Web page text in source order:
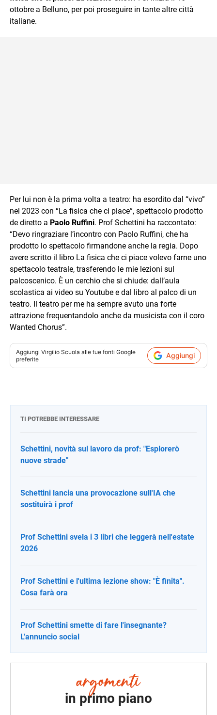
ottobre a Belluno, per poi proseguire in tante altre città
italiane.
Per lui non è la prima volta a teatro: ha esordito dal “vivo”
nel 2023 con “La fisica che ci piace”, spettacolo prodotto
de diretto a Paolo Ruffini. Prof Schettini ha raccontato:
“Devo ringraziare l’incontro con Paolo Ruffini, che ha
prodotto lo spettacolo firmandone anche la regia. Dopo
avere scritto il libro La fisica che ci piace volevo farne uno
spettacolo teatrale, trasferendo le mie lezioni sul
palcoscenico. È un cerchio che si chiude: dall’aula
scolastica ai video su Youtube e dal libro al palco di un
teatro. Il teatro per me ha sempre avuto una forte
attrazione frequentandolo anche da musicista con il coro
Wanted Chorus”.
Aggiungi Virgilio Scuola alle tue fonti Google
preferite
Aggiungi
TI POTREBBE INTERESSARE
Schettini, novità sul lavoro da prof: "Esplorerò
nuove strade"
Schettini lancia una provocazione sull'IA che
sostituirà i prof
Prof Schettini svela i 3 libri che leggerà nell'estate
2026
Prof Schettini e l'ultima lezione show: "È finita".
Cosa farà ora
Prof Schettini smette di fare l'insegnante?
L'annuncio social
in primo piano